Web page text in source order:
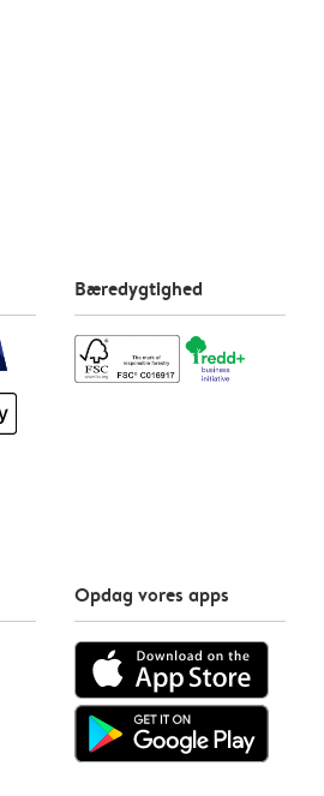
Bæredygtighed
Opdag vores apps